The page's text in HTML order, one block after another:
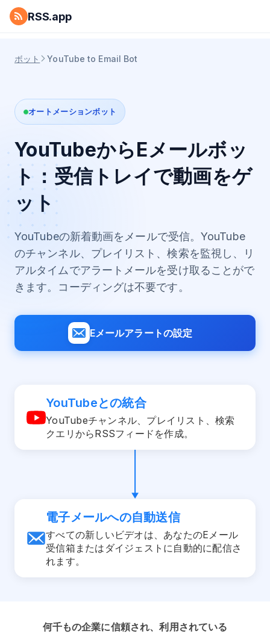
RSS.app
ボット YouTube to Email Bot
オートメーションボット
YouTubeからEメールボッ
ト：受信トレイで動画をゲ
ット
YouTubeの新着動画をメールで受信。YouTube
のチャンネル、プレイリスト、検索を監視し、リ
アルタイムでアラートメールを受け取ることがで
きます。コーディングは不要です。
Eメールアラートの設定
YouTubeとの統合
YouTubeチャンネル、プレイリスト、検索
クエリからRSSフィードを作成。
電子メールへの自動送信
すべての新しいビデオは、あなたのEメール
受信箱またはダイジェストに自動的に配信さ
れます。
何千もの企業に信頼され、利用されている